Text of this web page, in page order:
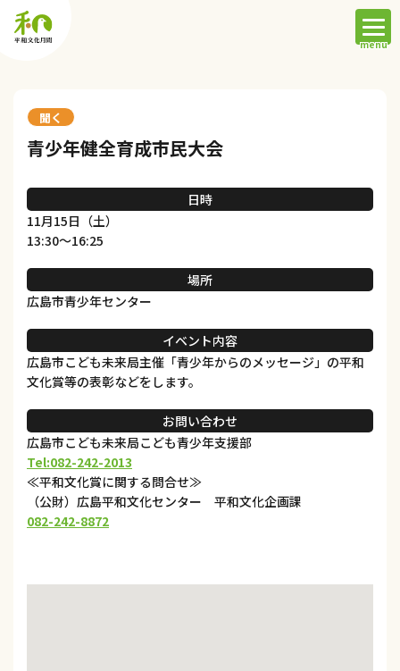
聞く
青少年健全育成市民大会
日時
11月15日（土）
13:30〜16:25
場所
広島市青少年センター
イベント内容
広島市こども未来局主催「青少年からのメッセージ」の平和
文化賞等の表彰などをします。
お問い合わせ
広島市こども未来局こども青少年支援部
Tel:082-242-2013
≪平和文化賞に関する問合せ≫
（公財）広島平和文化センター 平和文化企画課
082-242-8872